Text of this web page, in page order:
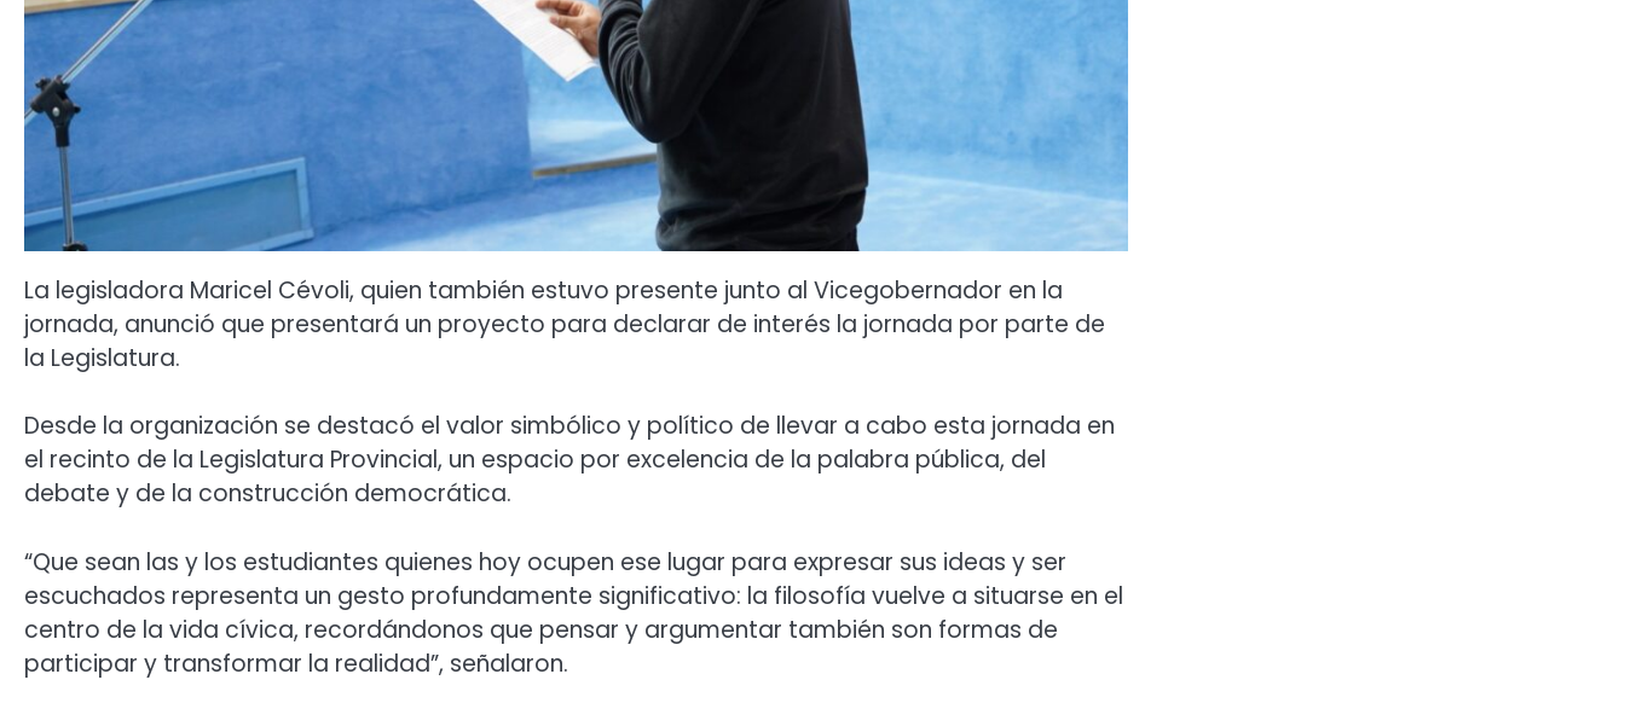
La legisladora Maricel Cévoli, quien también estuvo presente junto al Vicegobernador en la
jornada, anunció que presentará un proyecto para declarar de interés la jornada por parte de
la Legislatura.
Desde la organización se destacó el valor simbólico y político de llevar a cabo esta jornada en
el recinto de la Legislatura Provincial, un espacio por excelencia de la palabra pública, del
debate y de la construcción democrática.
“Que sean las y los estudiantes quienes hoy ocupen ese lugar para expresar sus ideas y ser
escuchados representa un gesto profundamente significativo: la filosofía vuelve a situarse en el
centro de la vida cívica, recordándonos que pensar y argumentar también son formas de
participar y transformar la realidad”, señalaron.